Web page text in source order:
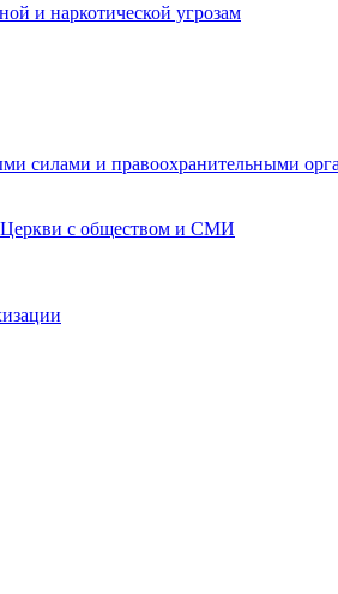
и наркотической угрозам
силами и правоохранительными
Церкви с обществом и СМИ